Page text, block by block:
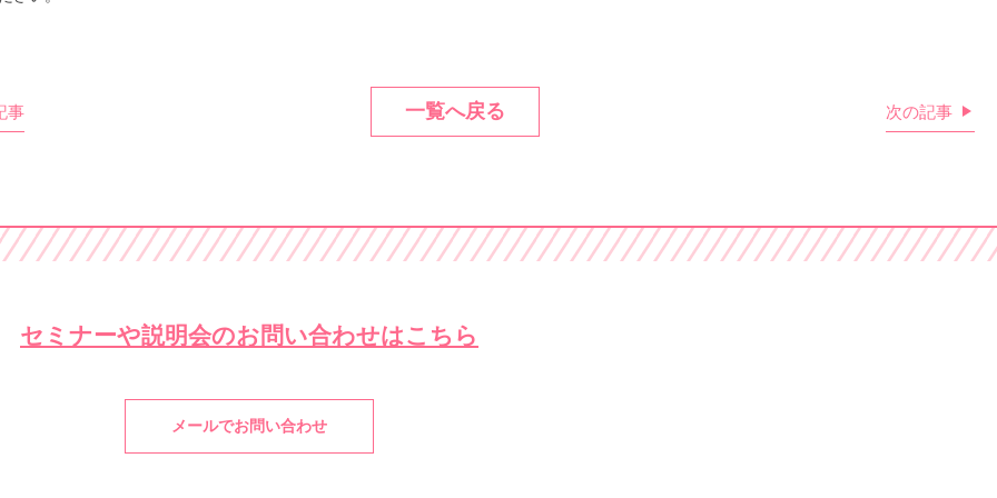
事 一覧へ戻る 次の記事
セミナーや説明会のお問い合わせはこちら
メールでお問い合わせ